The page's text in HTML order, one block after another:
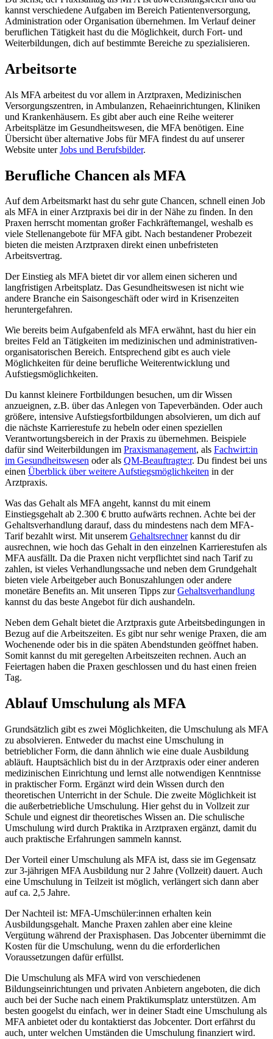
kannst verschiedene Aufgaben im Bereich Patientenversorgung,
Administration oder Organisation übernehmen. Im Verlauf deiner
beruflichen Tätigkeit hast du die Möglichkeit, durch Fort- und
Weiterbildungen, dich auf bestimmte Bereiche zu spezialisieren.
Arbeitsorte
Als MFA arbeitest du vor allem in Arztpraxen, Medizinischen
Versorgungszentren, in Ambulanzen, Rehaeinrichtungen, Kliniken
und Krankenhäusern. Es gibt aber auch eine Reihe weiterer
Arbeitsplätze im Gesundheitswesen, die MFA benötigen. Eine
Übersicht über alternative Jobs für MFA findest du auf unserer
Website unterJobs und Berufsbilder.
Berufliche Chancen als MFA
Auf dem Arbeitsmarkt hast du sehr gute Chancen, schnell einen Job
als MFA in einer Arztpraxis bei dir in der Nähe zu finden. In den
Praxen herrscht momentan großer Fachkräftemangel, weshalb es
viele Stellenangebote für MFA gibt. Nach bestandener Probezeit
bieten die meisten Arztpraxen direkt einen unbefristeten
Arbeitsvertrag.
Der Einstieg als MFA bietet dir vor allem einen sicheren und
langfristigen Arbeitsplatz. Das Gesundheitswesen ist nicht wie
andere Branche ein Saisongeschäft oder wird in Krisenzeiten
heruntergefahren.
Wie bereits beim Aufgabenfeld als MFA erwähnt, hast du hier ein
breites Feld an Tätigkeiten im medizinischen und administrativen-
organisatorischen Bereich. Entsprechend gibt es auch viele
Möglichkeiten für deine berufliche Weiterentwicklung und
Aufstiegsmöglichkeiten.
Du kannst kleinere Fortbildungen besuchen, um dir Wissen
anzueignen, z.B. über das Anlegen von Tapeverbänden. Oder auch
größere, intensive Aufstiegsfortbildungen absolvieren, um dich auf
die nächste Karrierestufe zu hebeln oder einen speziellen
Verantwortungsbereich in der Praxis zu übernehmen. Beispiele
dafür sind Weiterbildungen im Praxismanagement, als Fachwirt:in
im Gesundheitswesen oder als QM-Beauftragte:r. Du findest bei uns
einen Überblick über weitere Aufstiegsmöglichkeiten in der
Arztpraxis.
Was das Gehalt als MFA angeht, kannst du mit einem
Einstiegsgehalt ab 2.300 € brutto aufwärts rechnen. Achte bei der
Gehaltsverhandlung darauf, dass du mindestens nach dem MFA-
Tarif bezahlt wirst. Mit unserem Gehaltsrechnerkannst du dir
ausrechnen, wie hoch das Gehalt in den einzelnen Karrierestufen als
MFA ausfällt. Da die Praxen nicht verpflichtet sind nach Tarif zu
zahlen, ist vieles Verhandlungssache und neben dem Grundgehalt
bieten viele Arbeitgeber auch Bonuszahlungen oder andere
monetäre Benefits an. Mit unseren Tipps zurGehaltsverhandlung
kannst du das beste Angebot für dich aushandeln.
Neben dem Gehalt bietet die Arztpraxis gute Arbeitsbedingungen in
Bezug auf die Arbeitszeiten. Es gibt nur sehr wenige Praxen, die am
Wochenende oder bis in die späten Abendstunden geöffnet haben.
Somit kannst du mit geregelten Arbeitszeiten rechnen. Auch an
Feiertagen haben die Praxen geschlossen und du hast einen freien
Tag.
Ablauf Umschulung als MFA
Grundsätzlich gibt es zwei Möglichkeiten, die Umschulung als MFA
zu absolvieren. Entweder du machst eine Umschulung in
betrieblicher Form, die dann ähnlich wie eine duale Ausbildung
abläuft. Hauptsächlich bist du in der Arztpraxis oder einer anderen
medizinischen Einrichtung und lernst alle notwendigen Kenntnisse
in praktischer Form. Ergänzt wird dein Wissen durch den
theoretischen Unterricht in der Schule. Die zweite Möglichkeit ist
die außerbetriebliche Umschulung. Hier gehst du in Vollzeit zur
Schule und eignest dir theoretisches Wissen an. Die schulische
Umschulung wird durch Praktika in Arztpraxen ergänzt, damit du
auch praktische Erfahrungen sammeln kannst.
Der Vorteil einer Umschulung als MFA ist, dass sie im Gegensatz
zur 3-jährigen MFA Ausbildung nur 2 Jahre (Vollzeit) dauert. Auch
eine Umschulung in Teilzeit ist möglich, verlängert sich dann aber
auf ca. 2,5 Jahre.
Der Nachteil ist: MFA-Umschüler:innen erhalten kein
Ausbildungsgehalt. Manche Praxen zahlen aber eine kleine
Vergütung während der Praxisphasen. Das Jobcenter übernimmt die
Kosten für die Umschulung, wenn du die erforderlichen
Voraussetzungen dafür erfüllst.
Die Umschulung als MFA wird von verschiedenen
Bildungseinrichtungen und privaten Anbietern angeboten, die dich
auch bei der Suche nach einem Praktikumsplatz unterstützen. Am
besten googelst du einfach, wer in deiner Stadt eine Umschulung als
MFA anbietet oder du kontaktierst das Jobcenter. Dort erfährst du
auch, unter welchen Umständen die Umschulung finanziert wird.